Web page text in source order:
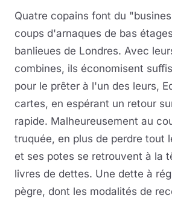
Quatre copains font du
coups d'arnaques de bas
banlieues de Londres. Avec
combines, ils économisent
pour le prêter à l'un des leurs,
cartes, en espérant un retour
rapide. Malheureusement au
truquée, en plus de perdre tout
et ses potes se retrouvent à la
livres de dettes. Une dette à
pègre, dont les modalités de